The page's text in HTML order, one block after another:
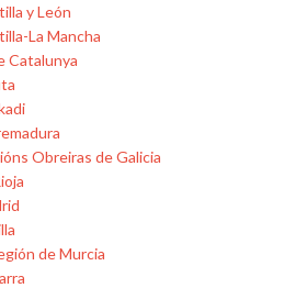
y León
La Mancha
Catalunya
Obreiras de Galicia
de Murcia